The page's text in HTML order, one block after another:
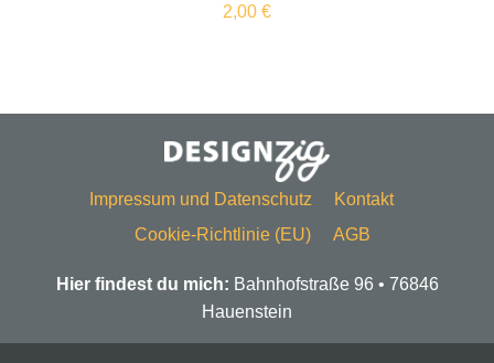
2,00 €
Impressum und Datenschutz
Kontakt
Cookie-Richtlinie (EU)
AGB
Hier findest du mich: Bahnhofstraße 96 • 76846
Hauenstein